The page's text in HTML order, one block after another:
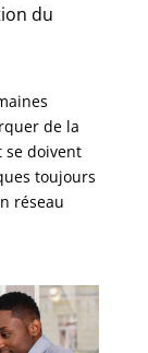
du
de la
se doivent
toujours
réseau